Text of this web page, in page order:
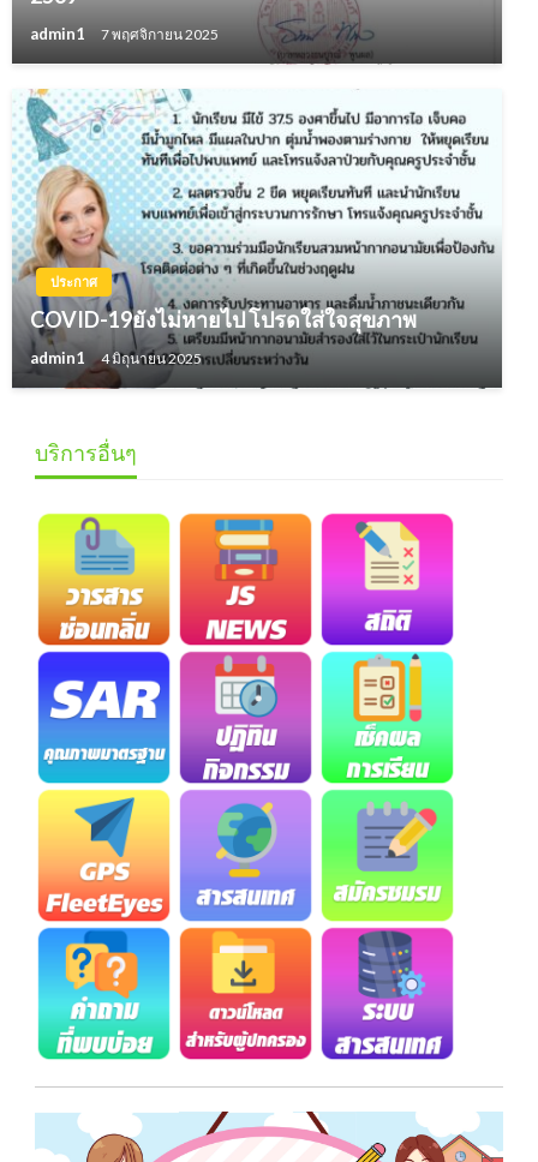
admin1 7 พฤศจิกายน 2025
ประกาศ
COVID-19ยังไม่หายไป โปรดใส่ใจสุขภาพ
admin1 4 มิถุนายน 2025
บริการอื่นๆ